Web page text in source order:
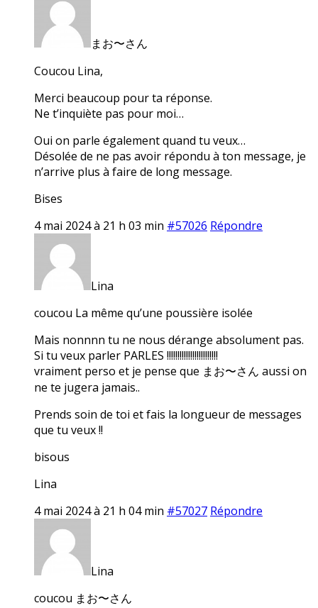
まお〜さん
Coucou Lina,
Merci beaucoup pour ta réponse.
Ne t’inquiète pas pour moi…
Oui on parle également quand tu veux…
Désolée de ne pas avoir répondu à ton message, je
n’arrive plus à faire de long message.
Bises
4 mai 2024 à 21 h 03 min #57026 Répondre
Lina
coucou La même qu’une poussière isolée
Mais nonnnn tu ne nous dérange absolument pas.
Si tu veux parler PARLES !!!!!!!!!!!!!!!!!!!!!!!!
vraiment perso et je pense que まお〜さん aussi on
ne te jugera jamais..
Prends soin de toi et fais la longueur de messages
que tu veux !!
bisous
Lina
4 mai 2024 à 21 h 04 min #57027 Répondre
Lina
coucou まお〜さん